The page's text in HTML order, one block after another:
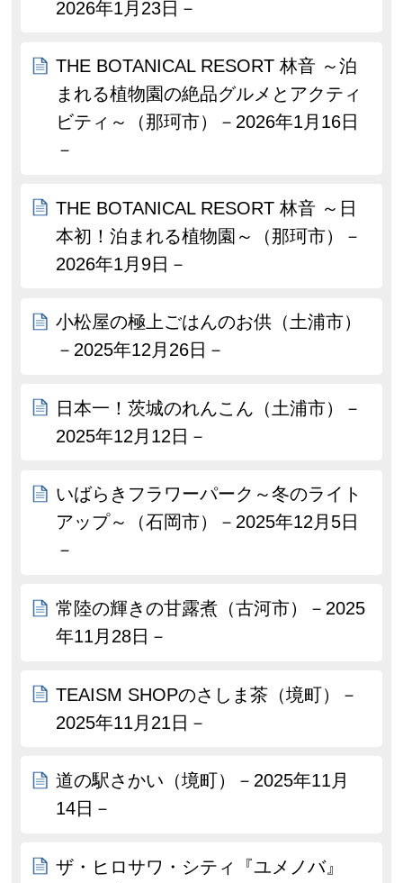
2026年1月23日－
THE BOTANICAL RESORT 林音 ～泊
まれる植物園の絶品グルメとアクティ
ビティ～（那珂市）－2026年1月16日
－
THE BOTANICAL RESORT 林音 ～日
本初！泊まれる植物園～（那珂市）－
2026年1月9日－
小松屋の極上ごはんのお供（土浦市）
－2025年12月26日－
日本一！茨城のれんこん（土浦市）－
2025年12月12日－
いばらきフラワーパーク～冬のライト
アップ～（石岡市）－2025年12月5日
－
常陸の輝きの甘露煮（古河市）－2025
年11月28日－
TEAISM SHOPのさしま茶（境町）－
2025年11月21日－
道の駅さかい（境町）－2025年11月
14日－
ザ・ヒロサワ・シティ『ユメノバ』